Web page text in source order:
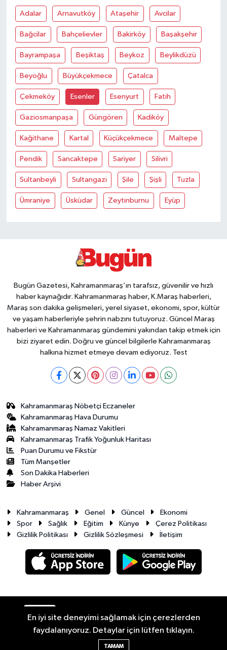
Adalar Arnavutköy Ataşehir Avcilar
Bağcilar Bahçelievler Bakirköy Başakşehir
Bayrampaşa Beşiktaş Beykoz Beylikdüzü
Beyoğlu Büyükçekmece Çatalca
Çekmeköy Esenler Esenyurt Fatih
Gaziosmanpaşa Güngören Kadiköy
Kağithane Kartal Küçükçekmece Maltepe
Pendik Sancaktepe Sariyer Silivri
Sultanbeyli Sultangazi Şile Şişli Tuzla
Ümraniye Üsküdar Zeytinburnu Eyüp
Bugün Gazetesi, Kahramanmaraş’ın tarafsız, güvenilir ve hızlı
haber kaynağıdır. Kahramanmaraş haber, K.Maraş haberleri,
Maraş son dakika gelişmeleri, yerel siyaset, ekonomi, spor, kültür
ve yaşam haberleriyle şehrin nabzını tutuyoruz. Güncel Maraş
haberleri ve Kahramanmaraş gündemini yakından takip etmek için
bizi ziyaret edin. Doğru ve güncel bilgilerle Kahramanmaraş
halkına hizmet etmeye devam ediyoruz. Test
Kahramanmaraş Nöbetçi Eczaneler
Kahramanmaraş Hava Durumu
Kahramanmaraş Namaz Vakitleri
Kahramanmaraş Trafik Yoğunluk Haritası
Puan Durumu ve Fikstür
Tüm Manşetler
Son Dakika Haberleri
Haber Arşivi
Kahramanmaraş Genel Güncel
Ekonomi
Spor
Sağlık Eğitim Künye
Çerez Politikası
Gizlilik Politikası
Gizlilik Sözleşmesi İletişim
RSS Copyright © 2026. Her hakkı saklıdır.
Haber Yazılımı:
En iyi site deneyimi sağlamak için çerezlerden
faydalanıyoruz. Detaylar için lütfen tıklayın.
TAMAM